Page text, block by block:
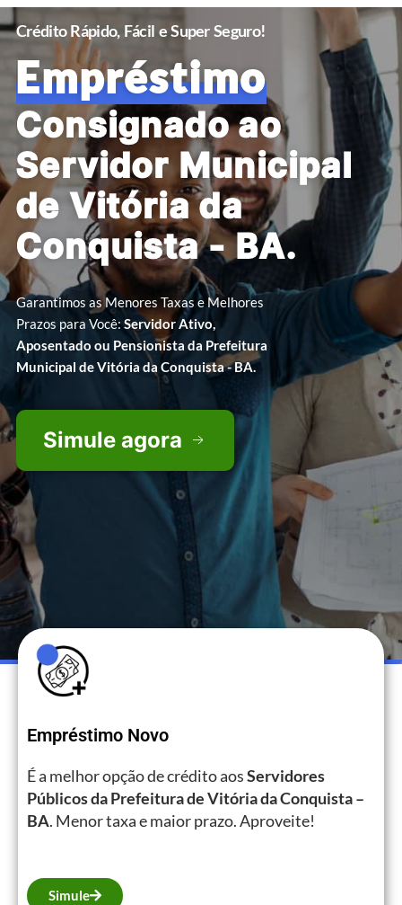
Crédito Rápido, Fácil e Super Seguro!
Empréstimo
Consignado ao
Servidor Municipal
de Vitória da
Conquista - BA.
Garantimos as Menores Taxas e Melhores
Prazos para Você: Servidor Ativo,
Aposentado ou Pensionista da Prefeitura
Municipal de Vitória da Conquista - BA.
Simule agora
Empréstimo Novo
É a melhor opção de crédito aosServidores
Públicos da Prefeitura de Vitória da Conquista –
BA. Menor taxa e maior prazo. Aproveite!
Simule